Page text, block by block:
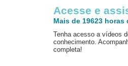
Acesse e
Mais de 19623 horas
Tenha acesso a vídeos
conhecimento.
completa!